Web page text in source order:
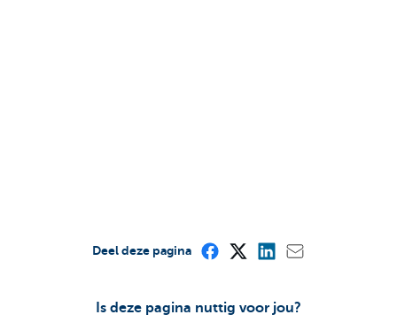
Is deze pagina nuttig voor jou?
Deel deze pagina